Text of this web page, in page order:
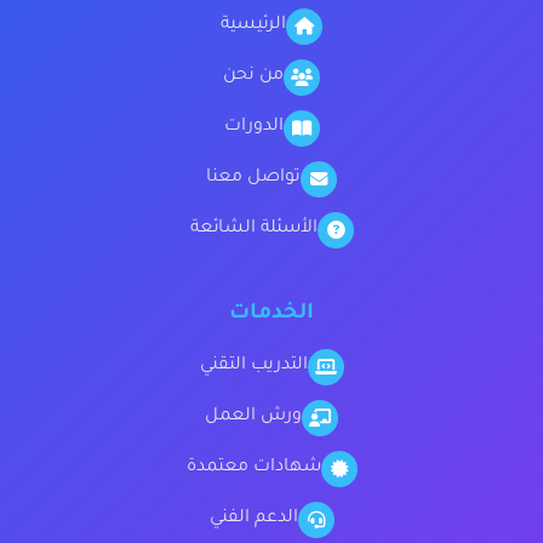
الرئيسية
من نحن
الدورات
تواصل معنا
الأسئلة الشائعة
الخدمات
التدريب التقني
ورش العمل
شهادات معتمدة
الدعم الفني